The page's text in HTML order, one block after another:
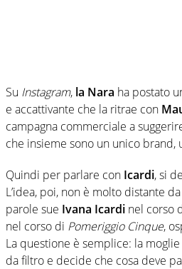
Su Instagram, la Nara ha postato
e accattivante che la ritrae con
campagna commerciale a
che insieme sono un unico
Quindi per parlare con Icardi, si
L’idea, poi, non è molto distante
parole sue Ivana Icardi nel corso
nel corso di Pomeriggio Cinque,
La questione è semplice: la
da filtro e decide che cosa deve